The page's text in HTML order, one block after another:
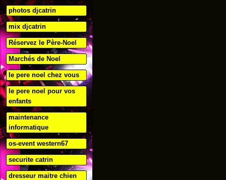
photos djcatrin
mix djcatrin
Réservez le Père-Noel
Marchés de Noel
le pere noel chez vous
le pere noel pour vos
enfants
maintenance
informatique
os-event western67
securite catrin
dresseur maitre chien